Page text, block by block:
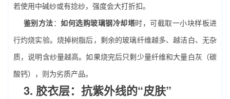
若使用中碱纱或有捻纱，强度会大打折扣。
鉴别方法：如何选购玻璃钢冷却塔时，可截取一小块样板进
行灼烧实验。烧掉树脂后，剩余的玻璃纤维越多、越洁白、无杂
质，说明含纱量越高。如果烧完后只剩少量纤维和大量白灰（碳
酸钙），则为劣质产品。
3. 胶衣层：抗紫外线的“皮肤”